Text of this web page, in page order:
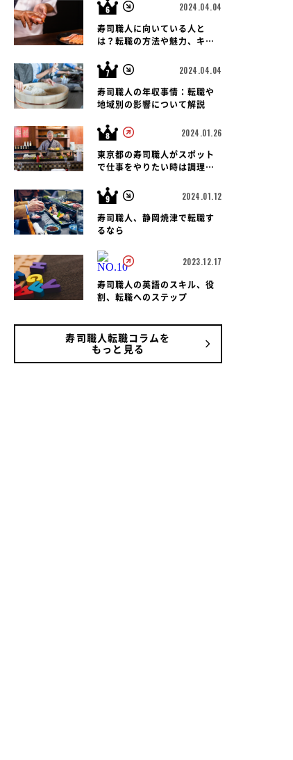
2024.04.04
寿司職人に向いている人と
は？転職の方法や魅力、キャ
説！
2024.04.04
寿司職人の年収事情：転職や
地域別の影響について解説
2024.01.26
東京都の寿司職人がスポット
で仕事をやりたい時は調理師
2024.01.12
寿司職人、静岡焼津で転職す
るなら
2023.12.17
寿司職人の英語のスキル、役
割、転職へのステップ
寿司職人転職コラムを
もっと見る